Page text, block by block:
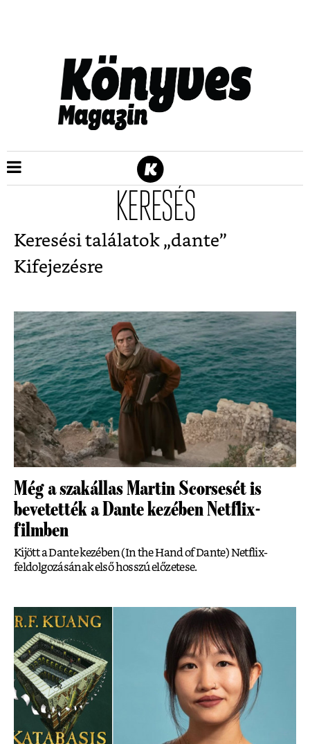
KERESÉS
Keresési találatok „dante”
Kifejezésre
Még a szakállas Martin Scorsesét is
bevetették a Dante kezében Netflix-
filmben
Kijött a Dante kezében (In the Hand of Dante) Netflix-
feldolgozásának első hosszú előzetese.